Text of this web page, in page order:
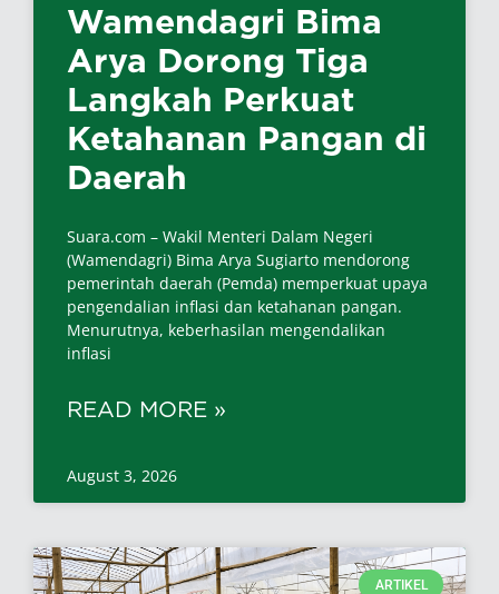
Wamendagri Bima
Arya Dorong Tiga
Langkah Perkuat
Ketahanan Pangan di
Daerah
Suara.com – Wakil Menteri Dalam Negeri
(Wamendagri) Bima Arya Sugiarto mendorong
pemerintah daerah (Pemda) memperkuat upaya
pengendalian inflasi dan ketahanan pangan.
Menurutnya, keberhasilan mengendalikan
inflasi
READ MORE »
August 3, 2026
ARTIKEL